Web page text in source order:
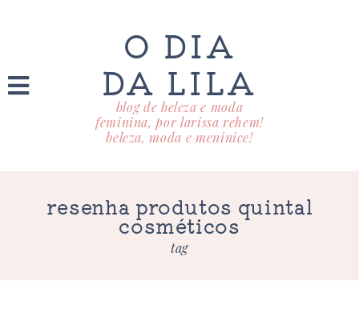
O DIA
DA LILA
blog de beleza e moda
feminina, por larissa rehem!
beleza, moda e meninice!
resenha produtos quintal
cosméticos
tag